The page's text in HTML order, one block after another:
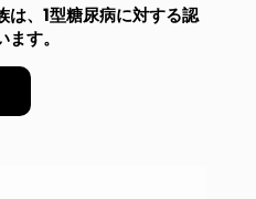
は、1型糖尿病に対する認
す。